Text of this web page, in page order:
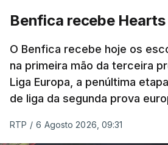
Benfica recebe Hearts
O Benfica recebe hoje os
na primeira mão da terceira
Liga Europa, a penúltima
de liga da segunda prova
RTP / 6 Agosto 2026, 09:31